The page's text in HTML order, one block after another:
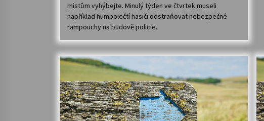
místům vyhýbejte. Minulý týden ve čtvrtek museli
například humpolečtí hasiči odstraňovat nebezpečné
rampouchy na budově policie.